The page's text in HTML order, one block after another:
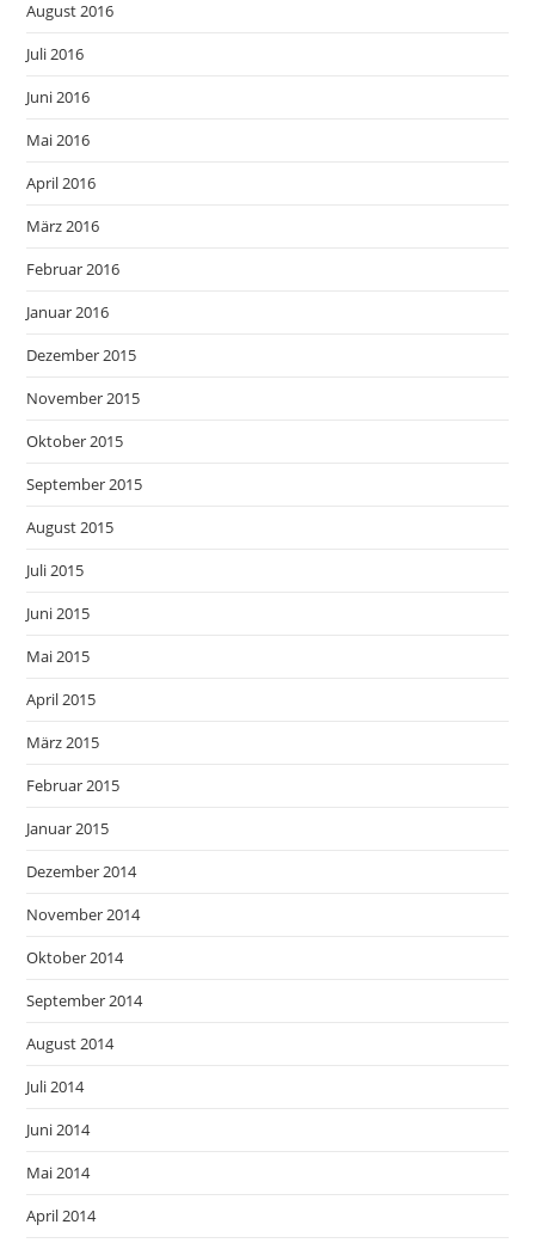
August 2016
Juli 2016
Juni 2016
Mai 2016
April 2016
März 2016
Februar 2016
Januar 2016
Dezember 2015
November 2015
Oktober 2015
September 2015
August 2015
Juli 2015
Juni 2015
Mai 2015
April 2015
März 2015
Februar 2015
Januar 2015
Dezember 2014
November 2014
Oktober 2014
September 2014
August 2014
Juli 2014
Juni 2014
Mai 2014
April 2014